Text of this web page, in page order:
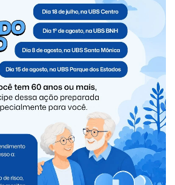
morre em confronto com a ROCAM
assalto em Foz do Iguaçu
integrada apreende mais de 830
de maconha e arma de fogo em
entrega resultados das 4 Pesquisas
Pontes Internacionais da Amizade e da
Municipal realiza Estratégia de
para crianças e